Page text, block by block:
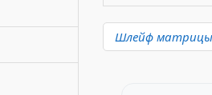
Шлейф матрицы